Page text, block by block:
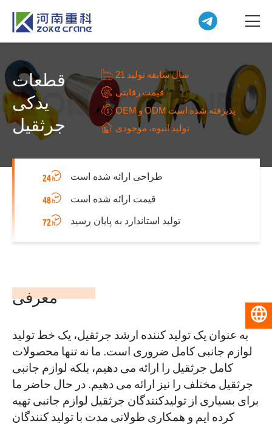
قطعات
یدکی
جرثقیل
21 سال سابقه تولید
قیمت رقابتی
OEM و ODM پذیرفته شده است
تولید انبوه، موجودی
طراحی ارائه شده است
قیمت ارائه شده است
تولید استاندارد به پایان رسید
معرفی
به عنوان یک تولید کننده ارشد جرثقیل، یک خط تولید
لوازم جانبی کامل ضروری است. ما نه تنها محصولات
کامل جرثقیل را ارائه می دهیم، بلکه لوازم جانبی
جرثقیل مختلف را نیز ارائه می دهیم. در حال حاضر ما
برای بسیاری از تولیدکنندگان جرثقیل لوازم جانبی تهیه
کرده ایم و همکاری طولانی مدت با تولید کنندگان
فارسی